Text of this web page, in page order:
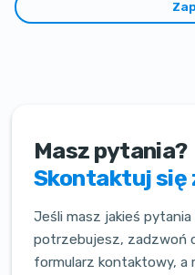
Masz pytania?
Skontaktuj się
Jeśli masz jakieś pytania
potrzebujesz, zadzwoń
formularz kontaktowy, a